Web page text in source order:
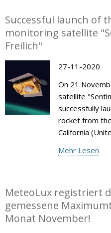
Successful launch of
monitoring satellite
Freilich"
27-11-2020
On 21
satellite
successfully
rocket from
California
Mehr Lesen
MeteoLux registriert
gemessene
Monat November!